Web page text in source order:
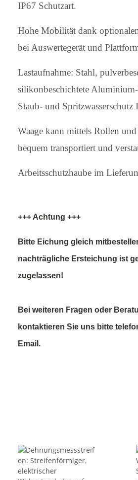
IP67 Schutzart.
Hohe Mobilität dank
bei Auswertegerät und
Lastaufnahme: Stahl,
silikonbeschichtete
Staub- und Spritzwasserschutz
Waage kann mittels Rollen
bequem transportiert und
Arbeitsschutzhaube im
+++ Achtung +++
Bitte Eichung gleich
nachträgliche Ersteichung ist
zugelassen!
Bei weiteren Fragen oder
kontaktieren Sie uns bitte
Email.